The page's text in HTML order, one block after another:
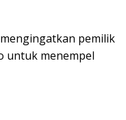
pemilik
untuk menempel